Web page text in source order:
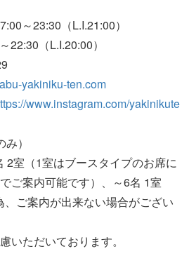
～23:30（L.I.21:00）
（L.I.20:00）
yakiniku-ten.com
www.instagram.com/yakinikute
）
2室（1室はブースタイプのお席に
ご案内可能です）、～6名 1室
、ご案内が出来ない場合がござい
いただいております。